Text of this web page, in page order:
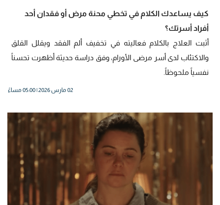
كيف يساعدك الكلام في تخطي محنة مرض أو فقدان أحد
أفراد أسرتك؟
أثبت العلاج بالكلام فعاليته في تخفيف ألم الفقد ويقلل القلق
والاكتئاب لدى أسر مرضى الأورام، وفق دراسة حديثة أظهرت تحسناً
نفسياً ملحوظاً.
02 مارس 2026 | 05:00 مساءً